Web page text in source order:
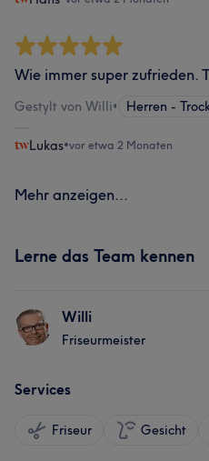
Wie immer super zufrieden.
Gestylt von Willi• Herren -
Lukas•vor etwa 2 Monaten
Mehr anzeigen...
Lerne das Team kennen
Willi
Friseurmeister
Services
Friseur Gesicht